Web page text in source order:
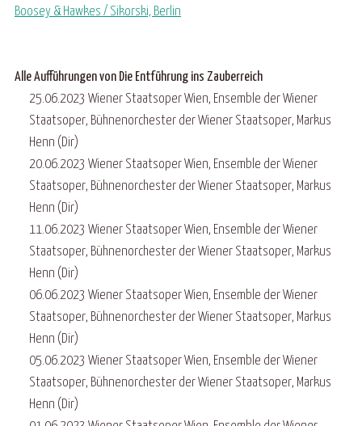
Boosey & Hawkes / Sikorski, Berlin
Alle Aufführungen von Die Entführung ins Zauberreich
25.06.2023 Wiener Staatsoper Wien, Ensemble der Wiener
Staatsoper, Bühnenorchester der Wiener Staatsoper, Markus
Henn (Dir)
20.06.2023 Wiener Staatsoper Wien, Ensemble der Wiener
Staatsoper, Bühnenorchester der Wiener Staatsoper, Markus
Henn (Dir)
11.06.2023 Wiener Staatsoper Wien, Ensemble der Wiener
Staatsoper, Bühnenorchester der Wiener Staatsoper, Markus
Henn (Dir)
06.06.2023 Wiener Staatsoper Wien, Ensemble der Wiener
Staatsoper, Bühnenorchester der Wiener Staatsoper, Markus
Henn (Dir)
05.06.2023 Wiener Staatsoper Wien, Ensemble der Wiener
Staatsoper, Bühnenorchester der Wiener Staatsoper, Markus
Henn (Dir)